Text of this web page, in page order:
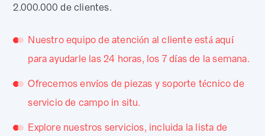
2.000.000 de clientes.
Nuestro equipo de atención al cliente está aquí
para ayudarle las 24 horas, los 7 días de la semana.
Ofrecemos envíos de piezas y soporte técnico de
servicio de campo in situ.
Explore nuestros servicios, incluida la lista de